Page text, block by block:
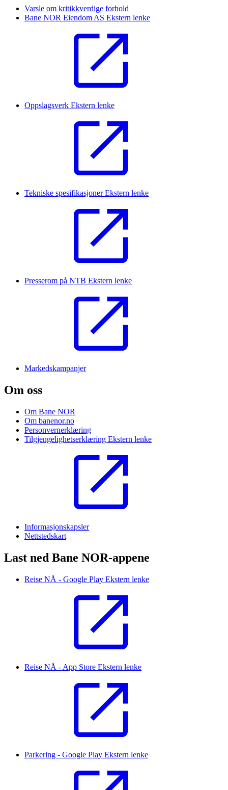
Varsle om kritikkverdige forhold
Bane NOR Eiendom AS Ekstern lenke
Oppslagsverk Ekstern lenke
Tekniske spesifikasjonerEkstern lenke
Presserom på NTB Ekstern lenke
Markedskampanjer
Om oss
Om Bane NOR
Om banenor.no
Personvernerklæring
Tilgjengelighetserklæring Ekstern lenke
Informasjonskapsler
Nettstedskart
Last ned Bane NOR-appene
Reise NÅ - Google Play Ekstern lenke
Reise NÅ - App Store Ekstern lenke
Parkering - Google Play Ekstern lenke